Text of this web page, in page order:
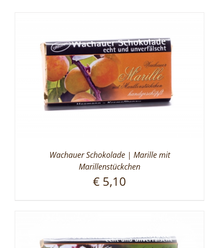
Wachauer Schokolade | Marille mit
Marillenstückchen
€ 5,10